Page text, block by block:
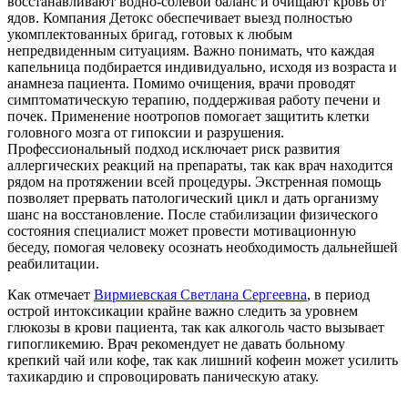
ядов. Компания Детокс обеспечивает выезд полностью
укомплектованных бригад, готовых к любым
непредвиденным ситуациям. Важно понимать, что каждая
капельница подбирается индивидуально, исходя из возраста и
анамнеза пациента. Помимо очищения, врачи проводят
симптоматическую терапию, поддерживая работу печени и
почек. Применение ноотропов помогает защитить клетки
головного мозга от гипоксии и разрушения.
Профессиональный подход исключает риск развития
аллергических реакций на препараты, так как врач находится
рядом на протяжении всей процедуры. Экстренная помощь
позволяет прервать патологический цикл и дать организму
шанс на восстановление. После стабилизации физического
состояния специалист может провести мотивационную
беседу, помогая человеку осознать необходимость дальнейшей
реабилитации.
Как отмечает Вирмиевская Светлана Сергеевна, в период
острой интоксикации крайне важно следить за уровнем
глюкозы в крови пациента, так как алкоголь часто вызывает
гипогликемию. Врач рекомендует не давать больному
крепкий чай или кофе, так как лишний кофеин может усилить
тахикардию и спровоцировать паническую атаку.